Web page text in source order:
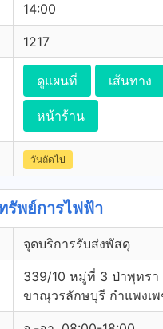
14:00
1217
ดูแผนที่ เส้นทาง
หน้าร้าน
วันถัดไป
รัพย์การไฟฟ้า
จุดบริการรับส่งพัสดุ
339/10 หมู่ที่ 3 ป่าพุทรา
ขาณุวรลักษบุรี กำแพงเพ